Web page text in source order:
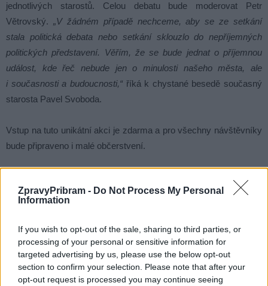
ZpravyPribram - Do Not Process My Personal
Information
If you wish to opt-out of the sale, sharing to third parties, or
processing of your personal or sensitive information for
targeted advertising by us, please use the below opt-out
section to confirm your selection. Please note that after your
opt-out request is processed you may continue seeing
jednotlivých starostů. Celou debatu bude moderovat Petr
Větrovský. „V žádném případě nechceme, aby se ze setkání
stala politická debata nebo setkání sklouzlo do nepříjemných
politických představení. Věřím, že se bude jednat o příjemnou
událost, kde řeč nebude jen o minulosti našeho města, ale
i současnosti a budoucnosti,“říká k chystané besedě současný
starosta Pavel Svoboda.
Vstup na tuto unikátní akci je zdarma a pro všechny návštěvníky
bude připraveno i malé občerstvení.
TAGY beseda Dobříš historie
Jaroslav Melša
Pavel Svoboda
Stanislav Vacek starostové veřejnost